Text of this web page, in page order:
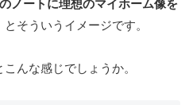
ノートに理想のマイホーム像を
、とそういうイメージです。
んな感じでしょうか。